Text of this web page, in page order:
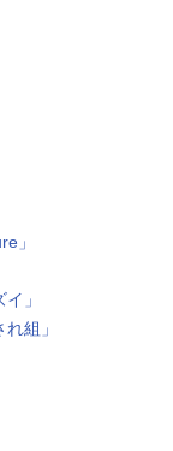
」
」
組」